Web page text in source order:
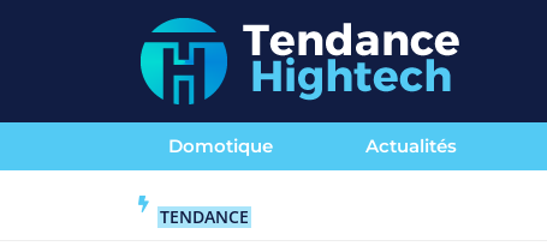
Domotique Actualités
TENDANCE